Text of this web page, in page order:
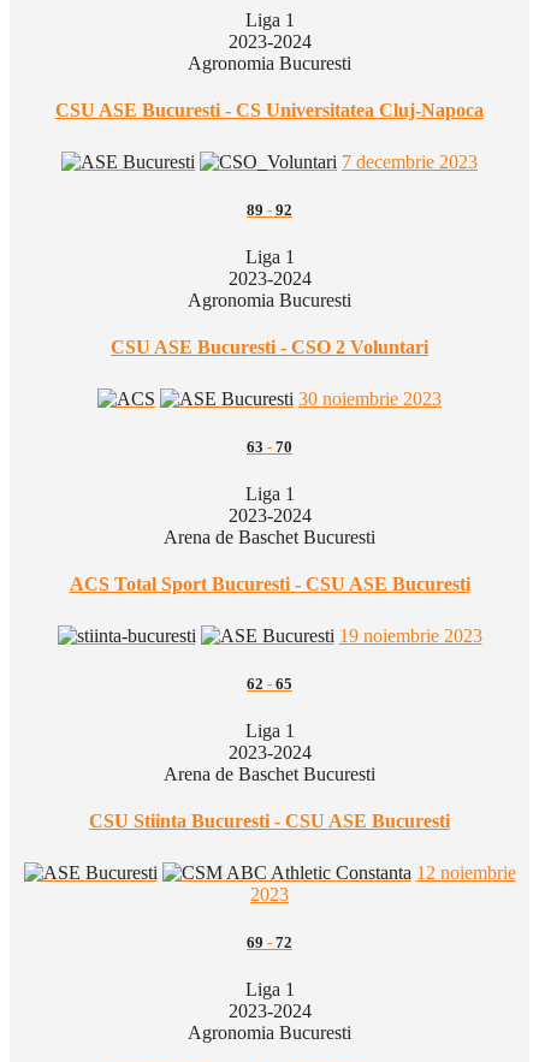
Liga 1
2023-2024
Agronomia Bucuresti
CSU ASE Bucuresti - CS Universitatea Cluj-Napoca
7 decembrie 2023
89 - 92
Liga 1
2023-2024
Agronomia Bucuresti
CSU ASE Bucuresti - CSO 2 Voluntari
30 noiembrie 2023
63 - 70
Liga 1
2023-2024
Arena de Baschet Bucuresti
ACS Total Sport Bucuresti - CSU ASE Bucuresti
19 noiembrie 2023
62 - 65
Liga 1
2023-2024
Arena de Baschet Bucuresti
CSU Stiinta Bucuresti - CSU ASE Bucuresti
12 noiembrie
2023
69 - 72
Liga 1
2023-2024
Agronomia Bucuresti